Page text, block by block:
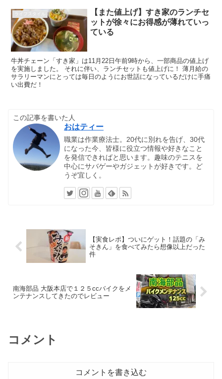
ライフスタイル
【また値上げ】すき家のランチセ
ットが徐々にお得感が薄れていっ
ている
牛丼チェーン「すき家」は11月22日午前9時から、一部商品の値上げ
を実施しました。 それに伴い、ランチセットも値上げに！ 薄月給の
サラリーマンにとっては毎日のようにお世話になっているだけに手痛
い出費だ！
この記事を書いた人
おはティー
職業は作業療法士。20代に別れを告げ、30代
になった今、皆様に役立つ情報や好きなこと
を発信できればと思います。趣味のテニスを
中心にサバゲーやガジェットが好きです。ど
うぞ宜しく。
【実食レポ】ついにゲット！話題の「み
そきん」を食べてみたら想像以上だった
件
南海部品 大阪本店で１２５ccバイクをメ
ンテナンスしてきたのでレビュー
コメント
コメントを書き込む